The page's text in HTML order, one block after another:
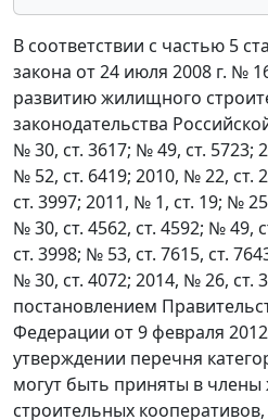
В соответствии с частью 5
закона от 24 июля 2008 г. №
развитию жилищного
законодательства
№ 30, ст. 3617; № 49, ст. 5723;
№ 52, ст. 6419; 2010, № 22, ст.
ст. 3997; 2011, № 1, ст. 19; №
№ 30, ст. 4562, ст. 4592; № 49,
ст. 3998; № 53, ст. 7615, ст.
№ 30, ст. 4072; 2014, № 26, ст.
постановлением
Федерации от 9 февраля
утверждении перечня
могут быть приняты в
строительных